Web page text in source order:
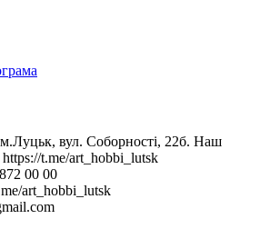
м.Луцьк, вул. Соборності, 22б. Наш
t.me/art_hobbi_lutsk
00 00
art_hobbi_lutsk